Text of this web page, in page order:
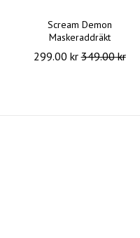
Scream Demon
Maskeraddräkt
299.00 kr349.00 kr